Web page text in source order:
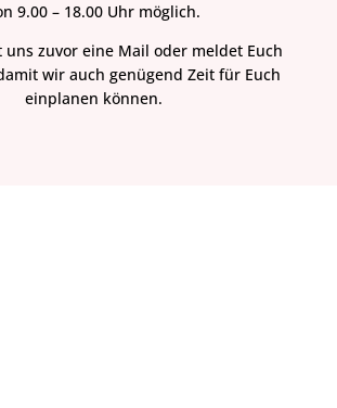
9.00 – 18.00 Uhr möglich.
uns zuvor eine Mail oder meldet Euch
wir auch genügend Zeit für Euch
einplanen können.